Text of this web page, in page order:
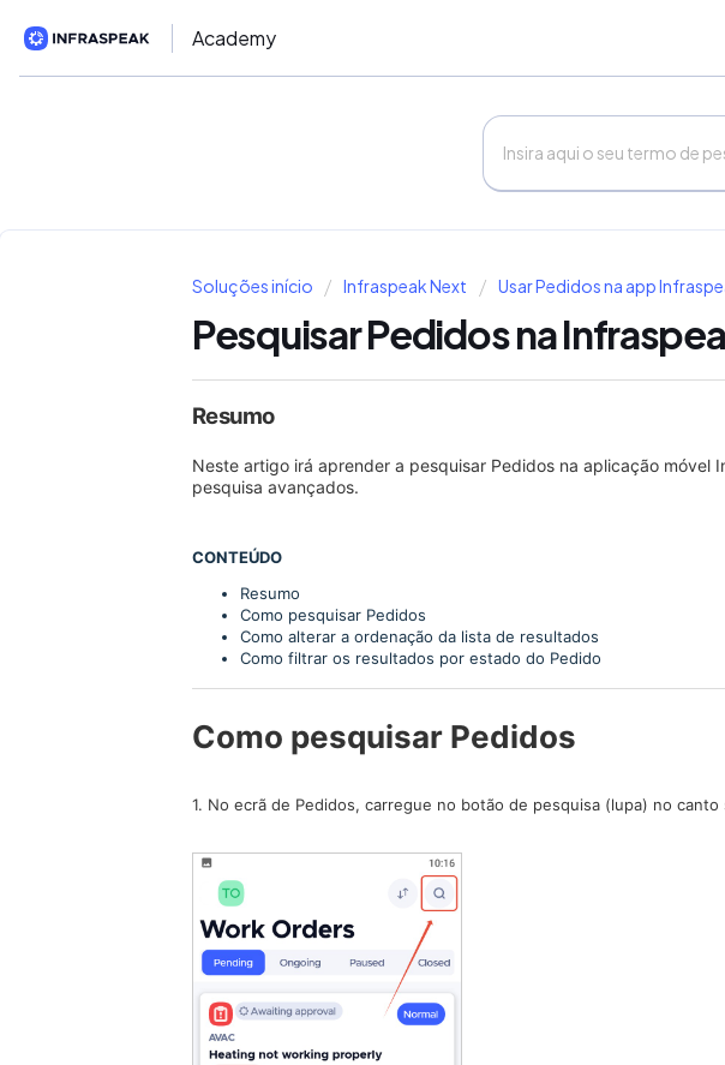
Academy
Soluções início Infraspeak Next Usar Pedidos na app
Pesquisar Pedidos na
Resumo
Neste artigo irá aprender a pesquisar Pedidos na aplicação móvel
pesquisa avançados.
CONTEÚDO
Resumo
Como pesquisar Pedidos
Como alterar a ordenação da lista de resultados
Como filtrar os resultados por estado do Pedido
Como pesquisar Pedidos
1. No ecrã de Pedidos, carregue no botão de pesquisa (lupa) no